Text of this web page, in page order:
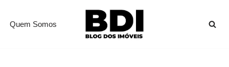
Pular
Quem Somos